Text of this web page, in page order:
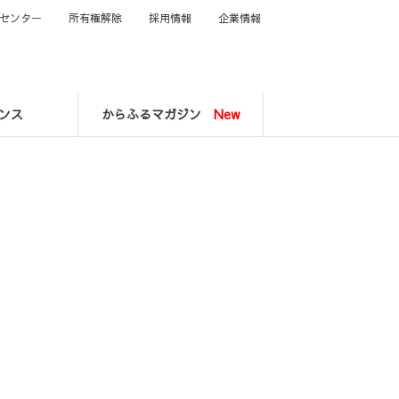
ス からふるマガジン New
ンター 所有権解除 採用情報 企業情報